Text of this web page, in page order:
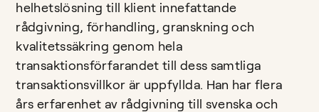
helhetslösning till klient innefattande
rådgivning, förhandling, granskning och
kvalitetssäkring genom hela
transaktionsförfarandet till dess samtliga
transaktionsvillkor är uppfyllda. Han har flera
års erfarenhet av rådgivning till svenska och